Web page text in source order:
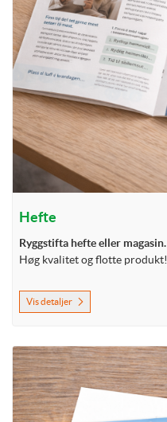
Hefte
Ryggstifta hefte eller magasin.
Høg kvalitet og flotte produkt!
Vis detaljer
Vis detaljer Postkort